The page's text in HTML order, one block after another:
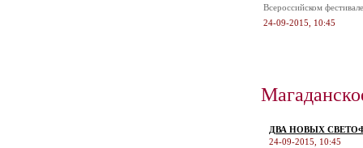
Всероссийском
24-09-2015, 10:45
ДВА НОВЫХ
24-09-2015, 10:45